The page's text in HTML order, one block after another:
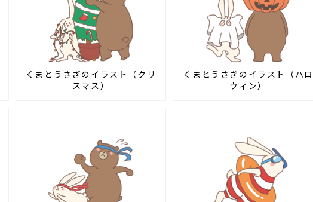
くまとうさぎのイラスト（クリ
スマス）
くまとうさぎのイラスト（ハロ
ウィン）